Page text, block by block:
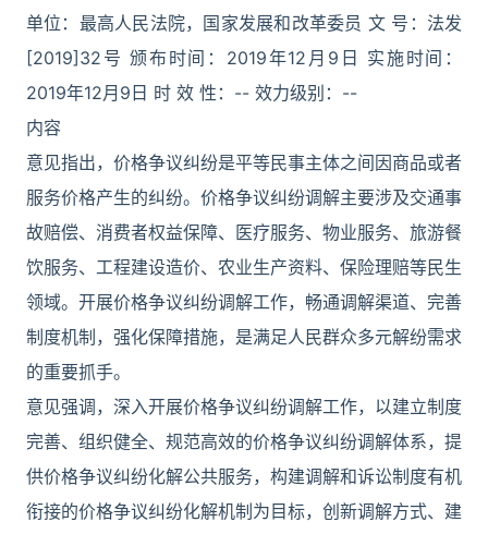
单位：最高人民法院，国家发展和改革委员 文 号：法发
[2019]32号 颁布时间：2019年12月9日 实施时间：
2019年12月9日 时 效 性：-- 效力级别：--
内容
意见指出，价格争议纠纷是平等民事主体之间因商品或者
服务价格产生的纠纷。价格争议纠纷调解主要涉及交通事
故赔偿、消费者权益保障、医疗服务、物业服务、旅游餐
饮服务、工程建设造价、农业生产资料、保险理赔等民生
领域。开展价格争议纠纷调解工作，畅通调解渠道、完善
制度机制，强化保障措施，是满足人民群众多元解纷需求
的重要抓手。
意见强调，深入开展价格争议纠纷调解工作，以建立制度
完善、组织健全、规范高效的价格争议纠纷调解体系，提
供价格争议纠纷化解公共服务，构建调解和诉讼制度有机
衔接的价格争议纠纷化解机制为目标，创新调解方式、建